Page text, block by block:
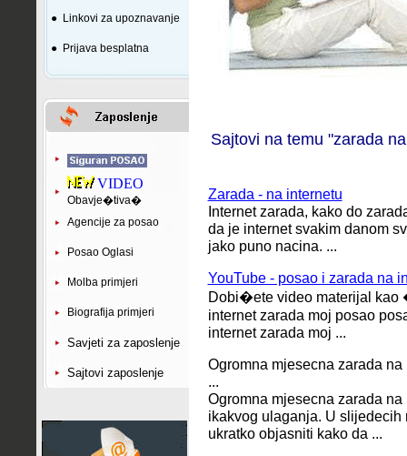
● Linkovi za upoznavanje
● Prijava besplatna
VIDEO
Obavje�tiva�
Agencije za posao
Posao Oglasi
Molba primjeri
Biografija primjeri
Savjeti za zaposlenje
Sajtovi zaposlenje
Sajtovi na temu "zarada
Zarada - na internetu
Internet zarada, kako do
da je internet svakim danom
jako puno nacina. ...
YouTube - posao i zarada na
Dobi�ete video materijal kao
internet zarada moj posao
internet zarada moj ...
Ogromna mjesecna zarada
...
Ogromna mjesecna zarada
ikakvog ulaganja. U slijedecih
ukratko objasniti kako da ...